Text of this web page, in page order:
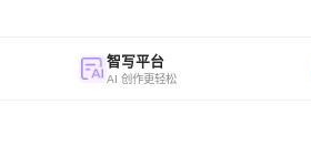
智写平台
AI 创作更轻松